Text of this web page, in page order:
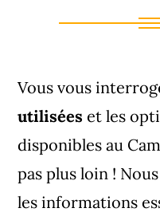
Vous vous
utilisées et les
disponibles au
pas plus loin !
les informations